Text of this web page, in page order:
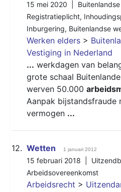
15 mei 2020 |
Registratieplicht,
Inburgering, Buitenlandse
Werken elders >
Vestiging in Nederland
... werkdagen van
grote schaal
werven 50.000
Aanpak bijstandsfraude
vermogen ...
12. Wetten 1 januari 2012
15 februari 2018 |
Arbeidsovereenkomst
Arbeidsrecht >